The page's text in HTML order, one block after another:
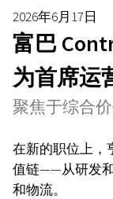
2026年6月17日
富巴
为首席运
聚焦于综合
在新的职位上，
值链——从研发
和物流。